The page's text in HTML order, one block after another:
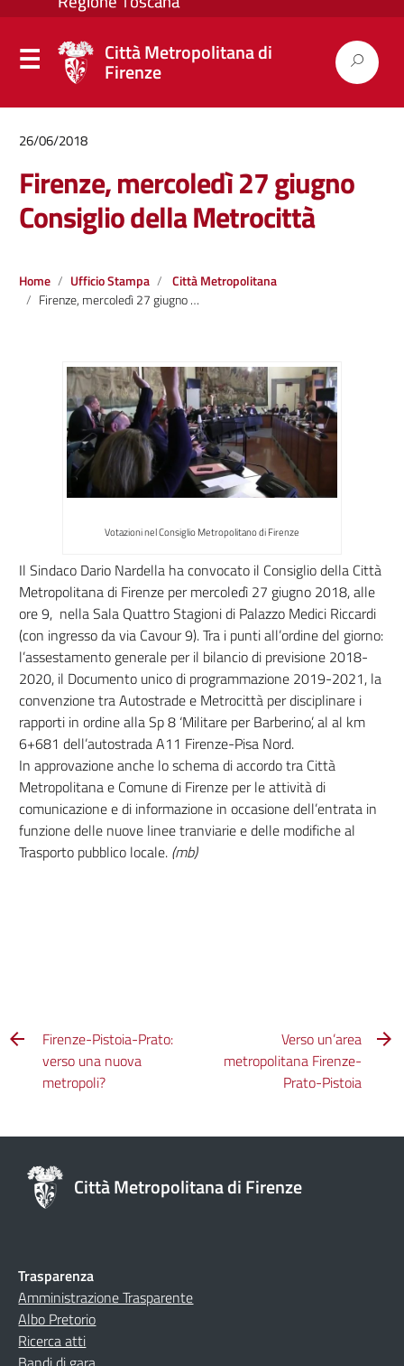
Città Metropolitana di
Firenze
26/06/2018
Firenze, mercoledì 27 giugno
Consiglio della Metrocittà
Home Ufficio Stampa
Città Metropolitana
Firenze, mercoledì 27 giugno Consiglio della Metrocittà
Votazioni nel Consiglio Metropolitano di Firenze
Il Sindaco Dario Nardella ha convocato il Consiglio della Città
Metropolitana di Firenze per mercoledì 27 giugno 2018, alle
ore 9, nella Sala Quattro Stagioni di Palazzo Medici Riccardi
(con ingresso da via Cavour 9). Tra i punti all’ordine del giorno:
l’assestamento generale per il bilancio di previsione 2018-
2020, il Documento unico di programmazione 2019-2021, la
convenzione tra Autostrade e Metrocittà per disciplinare i
rapporti in ordine alla Sp 8 ‘Militare per Barberino’, al al km
6+681 dell’autostrada A11 Firenze-Pisa Nord.
In approvazione anche lo schema di accordo tra Città
Metropolitana e Comune di Firenze per le attività di
comunicazione e di informazione in occasione dell’entrata in
funzione delle nuove linee tranviarie e delle modifiche al
Trasporto pubblico locale. (mb)
Firenze-Pistoia-Prato:
verso una nuova
metropoli?
Verso un’area
metropolitana Firenze-
Prato-Pistoia
Città Metropolitana di Firenze
Trasparenza
Amministrazione Trasparente
Albo Pretorio
Ricerca atti